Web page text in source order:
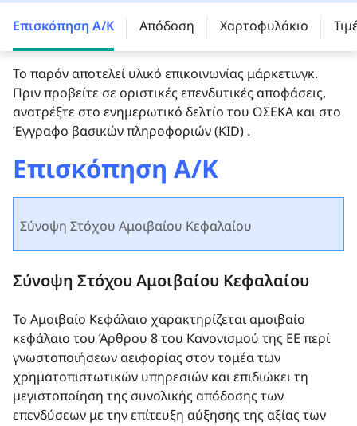
Επισκόπηση Α/Κ Απόδοση Χαρτοφυλάκιο
Το παρόν αποτελεί υλικό επικοινωνίας μάρκετινγκ.
Πριν προβείτε σε οριστικές επενδυτικές αποφάσεις,
ανατρέξτε στο ενημερωτικό δελτίο του ΟΣΕΚΑ και στο
Έγγραφο βασικών πληροφοριών (KID) .
Επισκόπηση Α/Κ
Σύνοψη Στόχου Αμοιβαίου Κεφαλαίου
Σύνοψη Στόχου Αμοιβαίου Κεφαλαίου
Το Αμοιβαίο Kεφάλαιo χαρακτηρίζεται αμοιβαίο
κεφάλαιο του Άρθρου 8 του Κανονισμού της ΕΕ περί
γνωστοποιήσεων αειφορίας στον τομέα των
χρηματοπιστωτικών υπηρεσιών και επιδιώκει τη
μεγιστοποίηση της συνολικής απόδοσης των
επενδύσεων με την επίτευξη αύξησης της αξίας των